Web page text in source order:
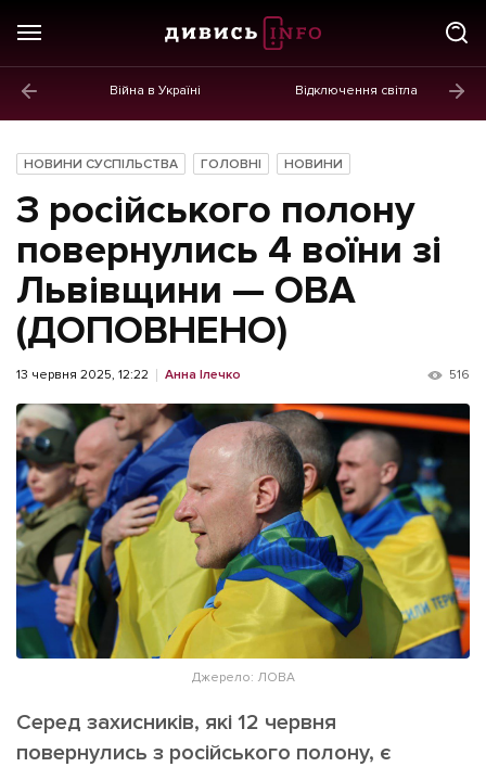
Війна в Україні Відключення світла
Новини
Політика
Економіка
Бізнес
Життя
Культура
Афіша
ІНШЕ
Інтерв'ю
Картки
Репортаж
Розслідування
Ініціативи
Лонгріди
Прес-релізи
Фото/Відео
Made in Lviv
НОВИНИ СУСПІЛЬСТВА ГОЛОВНІ НОВИНИ
З російського полону
повернулись 4 воїни зі
Львівщини — ОВА
(ДОПОВНЕНО)
13 червня 2025, 12:22 Анна Ілечко 516
Джерело: ЛОВА
Серед захисників, які 12 червня
повернулись з російського полону, є